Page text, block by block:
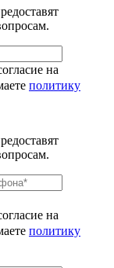
на
политику
на
политику